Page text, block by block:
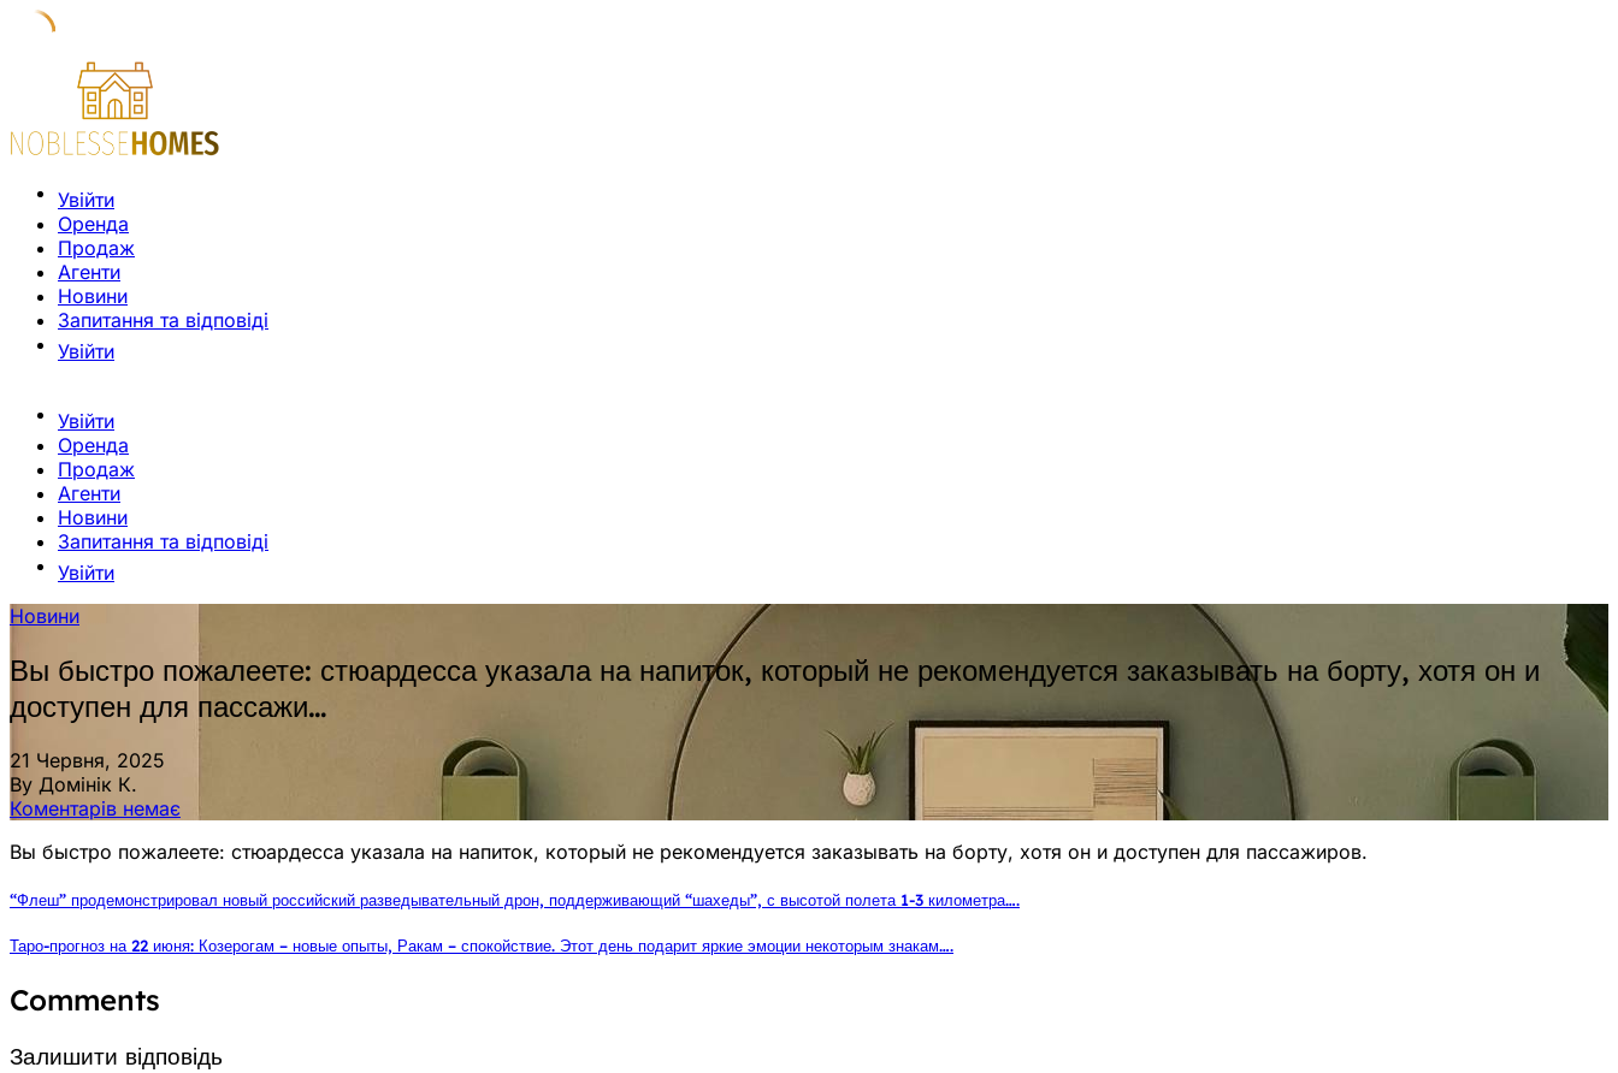
Увійти
Оренда
Продаж
Агенти
Новини
Запитання та відповіді
Увійти
Увійти
Оренда
Продаж
Агенти
Новини
Запитання та відповіді
Увійти
Новини
Вы быстро пожалеете: стюардесса указала на напиток, который не рекомендуется заказывать на борту, хотя он и
доступен для пассажи…
21 Червня, 2025
By Домінік К.
Коментарів немає
Вы быстро пожалеете: стюардесса указала на напиток, который не рекомендуется заказывать на борту, хотя он и доступен для пассажиров.
“Флеш” продемонстрировал новый российский разведывательный дрон, поддерживающий “шахеды”, с высотой полета 1-3 километра….
Таро-прогноз на 22 июня: Козерогам – новые опыты, Ракам – спокойствие. Этот день подарит яркие эмоции некоторым знакам….
Comments
Залишити відповідь